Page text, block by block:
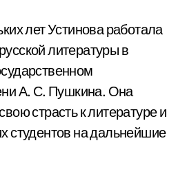
лет Устинова работала
литературы в
А. С. Пушкина. Она
страсть к литературе и
студентов на дальнейшие